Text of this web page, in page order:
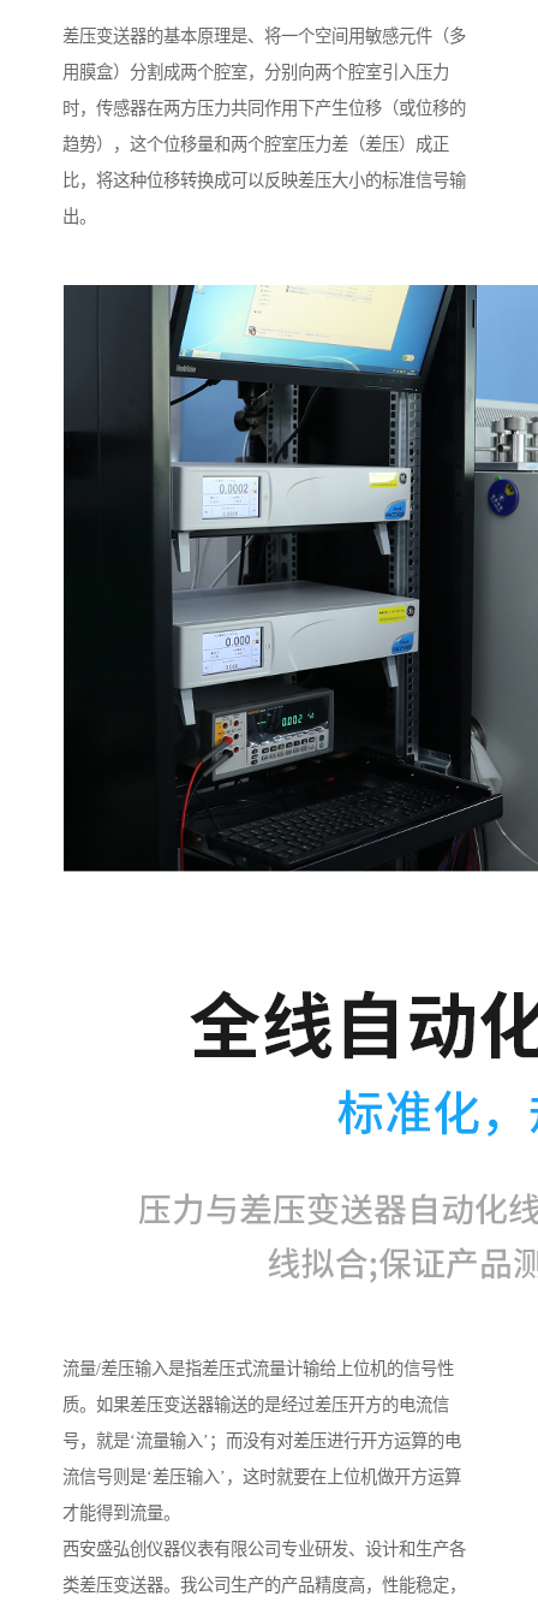
差压变送器的基本原理是、将一个空间用敏感元件（多
用膜盒）分割成两个腔室，分别向两个腔室引入压力
时，传感器在两方压力共同作用下产生位移（或位移的
趋势），这个位移量和两个腔室压力差（差压）成正
比，将这种位移转换成可以反映差压大小的标准信号输
出。
流量/差压输入是指差压式流量计输给上位机的信号性
质。如果差压变送器输送的是经过差压开方的电流信
号，就是‘流量输入’；而没有对差压进行开方运算的电
流信号则是‘差压输入’，这时就要在上位机做开方运算
才能得到流量。
西安盛弘创仪器仪表有限公司专业研发、设计和生产各
类差压变送器。我公司生产的产品精度高，性能稳定，